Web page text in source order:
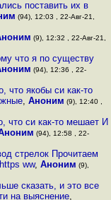
поставить их в
(94), 12:03 , 22-Авг-21,
(9), 12:32 , 22-Авг-21,
что я по существу
(94), 12:36 , 22-
что якобы си как-то
, Аноним (9), 12:40 ,
что си как-то мешает И
(94), 12:58 , 22-
стрелок Прочитаем
ww,Аноним (9),
сказать, и это все
на выяснение,